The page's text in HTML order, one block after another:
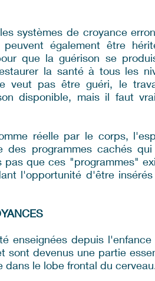
systèmes de croyance
également être
que la guérison se
la santé à tous les
veut pas être guéri, le
disponible, mais il faut
réelle par le corps,
programmes cachés qui
que ces "programmes"
l'opportunité d'être
enseignées depuis l'enfance
sont devenus une partie
dans le lobe frontal du